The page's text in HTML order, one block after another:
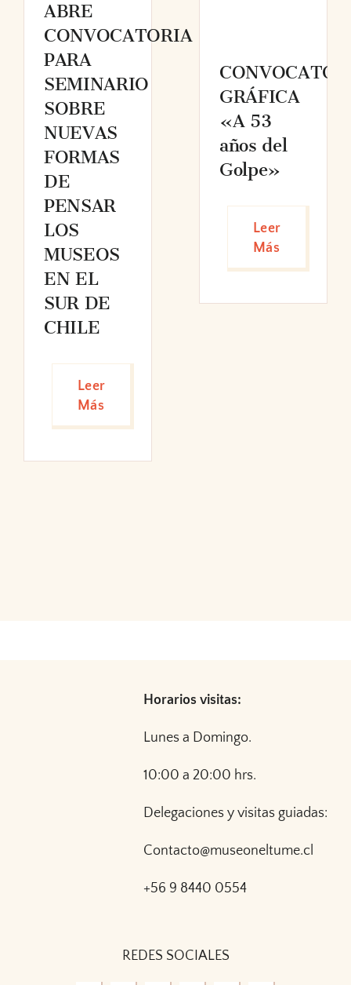
ABRE
CONVOCATORIA
PARA
SEMINARIO
SOBRE
NUEVAS
FORMAS
DE
PENSAR
LOS
MUSEOS
EN EL
SUR DE
CHILE
Leer
Más
GRÁFICA
«A 53
años del
Golpe»
Leer
Más
Horarios visitas:
Lunes a Domingo.
10:00 a 20:00 hrs.
Delegaciones y visitas guiadas:
Contacto@museoneltume.cl
+56 9 8440 0554
REDES SOCIALES